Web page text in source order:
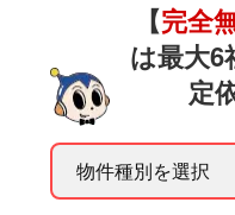
【完全
は最大6
定